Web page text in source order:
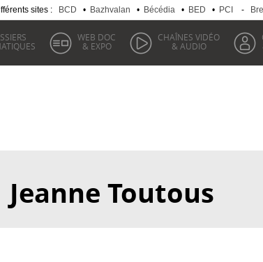
sites : BCD • Bazhvalan • Bécédia • BED • PCI -
WEB DOC
& EXPO
CHAÎNES VIDÉO
& AUDIO
Jeanne Toutous